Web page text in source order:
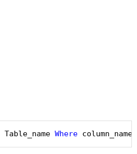
Table_name Where column_name